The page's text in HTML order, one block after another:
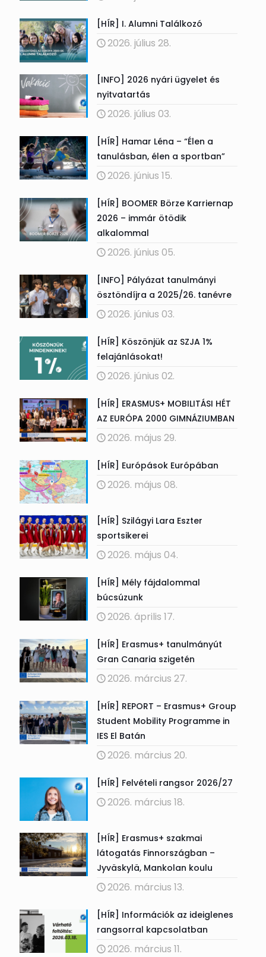
[HÍR] I. Alumni Találkozó
2026. július 28.
[INFO] 2026 nyári ügyelet és
nyitvatartás
2026. július 03.
[HÍR] Hamar Léna – “Élen a
tanulásban, élen a sportban”
2026. június 15.
[HÍR] BOOMER Börze Karriernap
2026 – immár ötödik
alkalommal
2026. június 05.
[INFO] Pályázat tanulmányi
ösztöndíjra a 2025/26. tanévre
2026. június 03.
[HÍR] Köszönjük az SZJA 1%
felajánlásokat!
2026. június 02.
[HÍR] ERASMUS+ MOBILITÁSI HÉT
AZ EURÓPA 2000 GIMNÁZIUMBAN
2026. május 29.
[HÍR] Európások Európában
2026. május 08.
[HÍR] Szilágyi Lara Eszter
sportsikerei
2026. május 04.
[HÍR] Mély fájdalommal
búcsúzunk
2026. április 17.
[HÍR] Erasmus+ tanulmányút
Gran Canaria szigetén
2026. március 27.
[HÍR] REPORT – Erasmus+ Group
Student Mobility Programme in
IES El Batán
2026. március 20.
[HÍR] Felvételi rangsor 2026/27
2026. március 18.
[HÍR] Erasmus+ szakmai
látogatás Finnországban –
Jyväskylä, Mankolan koulu
2026. március 13.
[HÍR] Információk az ideiglenes
rangsorral kapcsolatban
2026. március 11.